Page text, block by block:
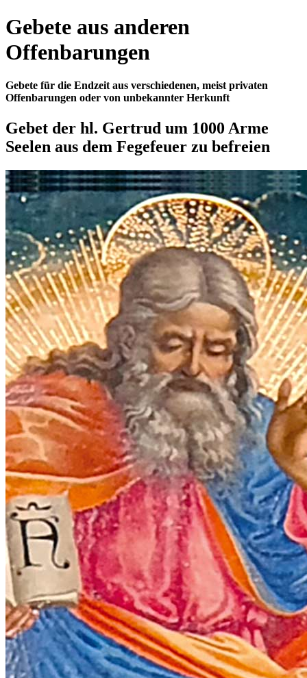
Gebete aus anderen
Offenbarungen
Gebete für die Endzeit aus verschiedenen, meist privaten
Offenbarungen oder von unbekannter Herkunft
Gebet der hl. Gertrud um 1000 Arme
Seelen aus dem Fegefeuer zu befreien